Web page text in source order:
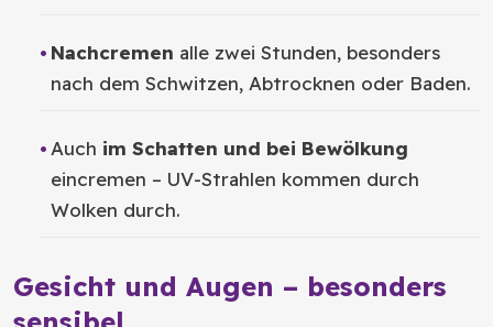
Nachcremen alle zwei Stunden, besonders
nach dem Schwitzen, Abtrocknen oder Baden.
Auch im Schatten und bei Bewölkung
eincremen – UV-Strahlen kommen durch
Wolken durch.
Gesicht und Augen – besonders